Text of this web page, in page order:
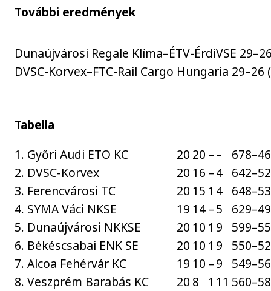
További eredmények
Dunaújvárosi Regale Klíma–ÉTV-ÉrdiVSE
DVSC-Korvex–FTC-Rail Cargo Hungaria 29–26
Tabella
1. Győri Audi ETO KC
20 20 ––
2. DVSC-Korvex
20 16 –4
3. Ferencvárosi TC
20 15 1 4
4. SYMA Váci NKSE
19 14–5
5. Dunaújvárosi NKKSE
20 10 1 9
6. Békéscsabai ENK SE
20 10 1 9
7. Alcoa Fehérvár KC
19 10 –9
8. Veszprém Barabás KC
20 8 1 11